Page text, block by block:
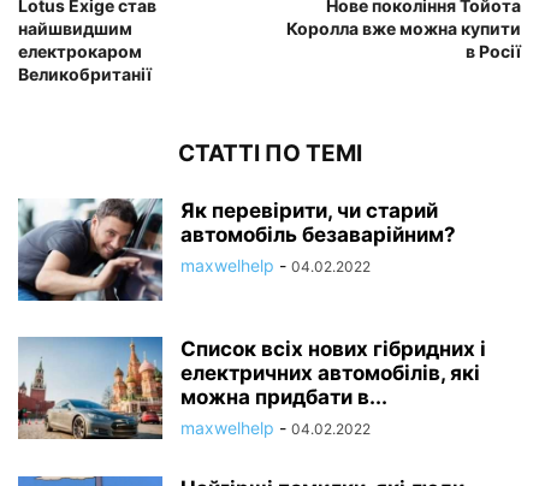
Lotus Exige став
найшвидшим
електрокаром
Великобританії
Нове покоління Тойота
Королла вже можна купити
в Росії
СТАТТІ ПО ТЕМІ
Як перевірити, чи старий
автомобіль безаварійним?
maxwelhelp - 04.02.2022
Список всіх нових гібридних і
електричних автомобілів, які
можна придбати в...
maxwelhelp - 04.02.2022